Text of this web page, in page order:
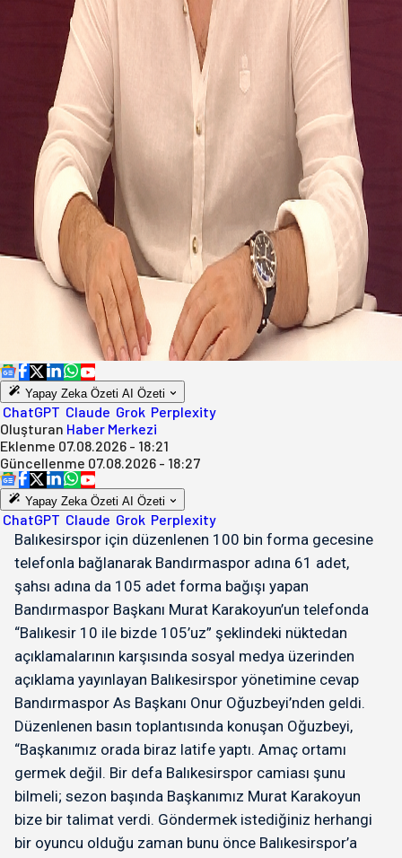
Yapay Zeka Özeti AI Özeti
ChatGPT Claude Grok Perplexity
Oluşturan Haber Merkezi
Eklenme 07.08.2026 - 18:21
Güncellenme 07.08.2026 - 18:27
Yapay Zeka Özeti AI Özeti
ChatGPT Claude Grok Perplexity
Balıkesirspor için düzenlenen 100 bin forma gecesine
telefonla bağlanarak Bandırmaspor adına 61 adet,
şahsı adına da 105 adet forma bağışı yapan
Bandırmaspor Başkanı Murat Karakoyun’un telefonda
“Balıkesir 10 ile bizde 105’uz” şeklindeki nüktedan
açıklamalarının karşısında sosyal medya üzerinden
açıklama yayınlayan Balıkesirspor yönetimine cevap
Bandırmaspor As Başkanı Onur Oğuzbeyi’nden geldi.
Düzenlenen basın toplantısında konuşan Oğuzbeyi,
“Başkanımız orada biraz latife yaptı. Amaç ortamı
germek değil. Bir defa Balıkesirspor camiası şunu
bilmeli; sezon başında Başkanımız Murat Karakoyun
bize bir talimat verdi. Göndermek istediğiniz herhangi
bir oyuncu olduğu zaman bunu önce Balıkesirspor’a